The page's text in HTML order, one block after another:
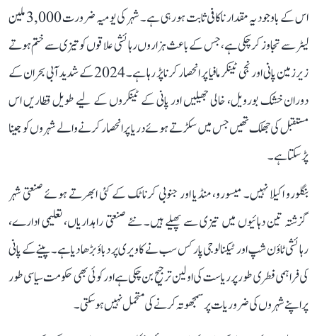
اس کے باوجود یہ مقدار ناکافی ثابت ہو رہی ہے۔ شہر کی یومیہ ضرورت 3,000 ملین
لیٹر سے تجاوز کر چکی ہے، جس کے باعث ہزاروں رہائشی علاقوں کو تیزی سے ختم ہوتے
زیرزمین پانی اور نجی ٹینکر مافیا پر انحصار کرنا پڑ رہا ہے۔ 2024 کے شدید آبی بحران کے
دوران خشک بورویل، خالی جھیلیں اور پانی کے ٹینکروں کے لیے طویل قطاریں اس
مستقبل کی جھلک تھیں جس میں سکڑتے ہوئے دریا پر انحصار کرنے والے شہروں کو جینا
پڑ سکتا ہے۔
بنگلورو اکیلا نہیں۔ میسورو، منڈیا اور جنوبی کرناٹک کے کئی ابھرتے ہوئے صنعتی شہر
گزشتہ تین دہائیوں میں تیزی سے پھیلے ہیں۔ نئے صنعتی راہداریاں، تعلیمی ادارے،
رہائشی ٹاؤن شپ اور ٹیکنالوجی پارکس سب نے کاویری پر دباؤ بڑھا دیا ہے۔ پینے کے پانی
کی فراہمی فطری طور پر ریاست کی اولین ترجیح بن چکی ہے اور کوئی بھی حکومت سیاسی طور
پر اپنے شہروں کی ضروریات پر سمجھوتہ کرنے کی متحمل نہیں ہو سکتی۔